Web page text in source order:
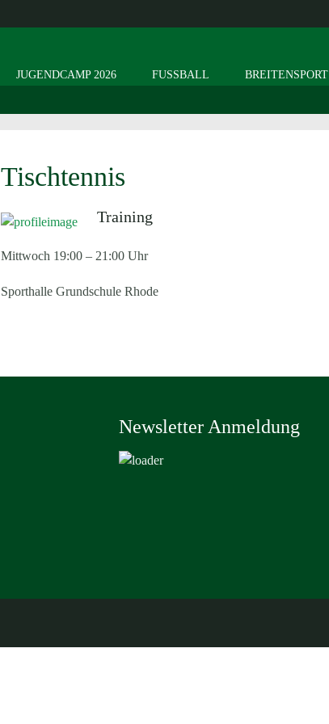
JUGENDCAMP 2026 FUSSBALL BREITENSPORT
Tischtennis
Training
Mittwoch 19:00 – 21:00 Uhr
Sporthalle Grundschule Rhode
Newsletter Anmeldung